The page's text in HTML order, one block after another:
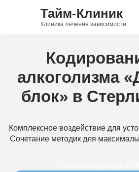
Тайм-Клиник
Клиника лечения зависимости
алкоголизма
блок» в
Комплексное воздействие для
Сочетание методик для